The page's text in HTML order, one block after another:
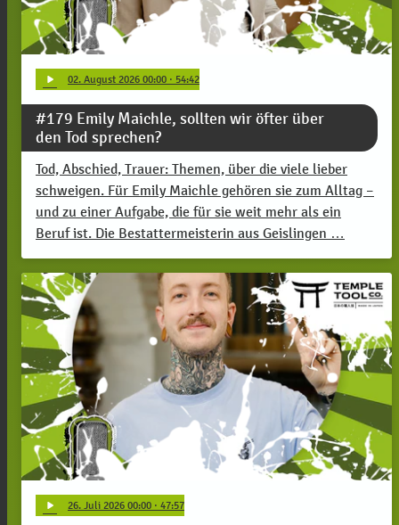
play_arrow 02. August 2026 00:00 · 54:42
#179 Emily Maichle, sollten wir öfter über
den Tod sprechen?
Tod, Abschied, Trauer: Themen, über die viele lieber
schweigen. Für Emily Maichle gehören sie zum Alltag –
und zu einer Aufgabe, die für sie weit mehr als ein
Beruf ist. Die Bestattermeisterin aus Geislingen …
play_arrow 26. Juli 2026 00:00 · 47:57